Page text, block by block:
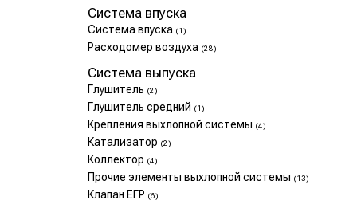
Система впуска
Система впуска (1)
Расходомер воздуха (28)
Система выпуска
Глушитель (2)
Глушитель средний (1)
Крепления выхлопной системы (4)
Катализатор (2)
Коллектор (4)
Прочие элементы выхлопной системы (13)
Клапан ЕГР (6)